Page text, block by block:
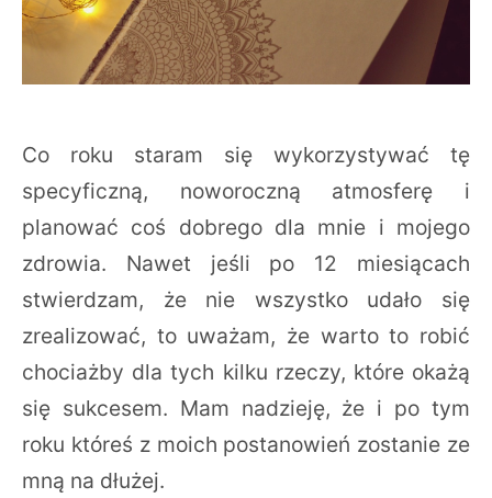
Co roku staram się wykorzystywać tę
specyficzną, noworoczną atmosferę i
planować coś dobrego dla mnie i mojego
zdrowia. Nawet jeśli po 12 miesiącach
stwierdzam, że nie wszystko udało się
zrealizować, to uważam, że warto to robić
chociażby dla tych kilku rzeczy, które okażą
się sukcesem. Mam nadzieję, że i po tym
roku któreś z moich postanowień zostanie ze
mną na dłużej.